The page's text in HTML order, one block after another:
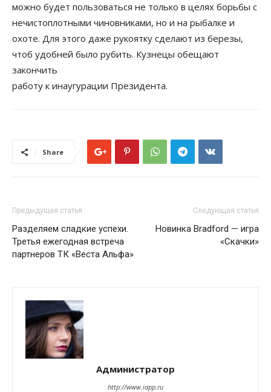
можно будет пользоваться не только в целях борьбы с
нечистоплотными чиновниками, но и на рыбалке и
охоте. Для этого даже рукоятку сделают из березы,
чтоб удобней было рубить. Кузнецы обещают
закончить
работу к инаугурации Президента.
Share
Предыдущая статья
Разделяем сладкие успехи.
Третья ежегодная встреча
партнеров ТК «Веста Альфа»
Следующая статья
Новинка Bradford — игра
«Скачки»
Администратор
http://www.iapp.ru